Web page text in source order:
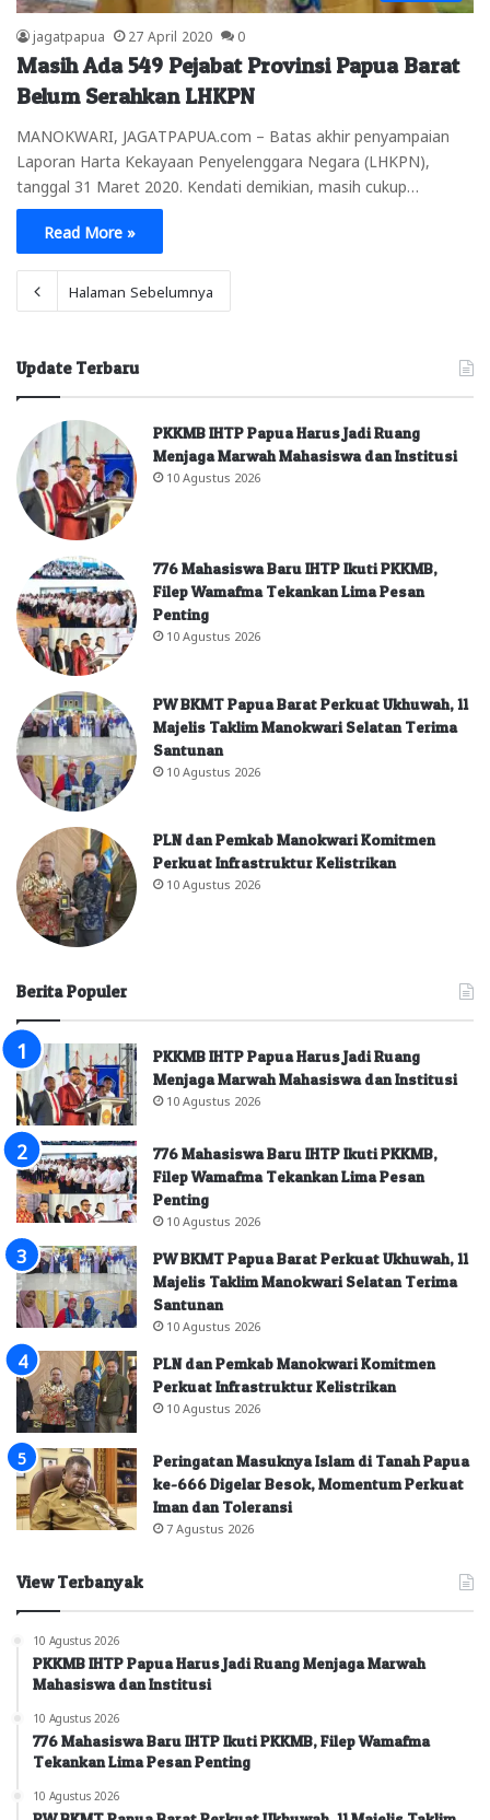
jagatpapua 27 April 2020 0
Masih Ada 549 Pejabat Provinsi Papua Barat
Belum Serahkan LHKPN
MANOKWARI, JAGATPAPUA.com – Batas akhir penyampaian
Laporan Harta Kekayaan Penyelenggara Negara (LHKPN),
tanggal 31 Maret 2020. Kendati demikian, masih cukup…
Read More »
Halaman Sebelumnya
Update Terbaru
PKKMB IHTP Papua Harus Jadi Ruang
Menjaga Marwah Mahasiswa dan Institusi
10 Agustus 2026
776 Mahasiswa Baru IHTP Ikuti PKKMB,
Filep Wamafma Tekankan Lima Pesan
Penting
10 Agustus 2026
PW BKMT Papua Barat Perkuat Ukhuwah, 11
Majelis Taklim Manokwari Selatan Terima
Santunan
10 Agustus 2026
PLN dan Pemkab Manokwari Komitmen
Perkuat Infrastruktur Kelistrikan
10 Agustus 2026
Berita Populer
PKKMB IHTP Papua Harus Jadi Ruang
Menjaga Marwah Mahasiswa dan Institusi
10 Agustus 2026
776 Mahasiswa Baru IHTP Ikuti PKKMB,
Filep Wamafma Tekankan Lima Pesan
Penting
10 Agustus 2026
PW BKMT Papua Barat Perkuat Ukhuwah, 11
Majelis Taklim Manokwari Selatan Terima
Santunan
10 Agustus 2026
PLN dan Pemkab Manokwari Komitmen
Perkuat Infrastruktur Kelistrikan
10 Agustus 2026
Peringatan Masuknya Islam di Tanah Papua
ke-666 Digelar Besok, Momentum Perkuat
Iman dan Toleransi
7 Agustus 2026
View Terbanyak
10 Agustus 2026
PKKMB IHTP Papua Harus Jadi Ruang Menjaga Marwah
Mahasiswa dan Institusi
10 Agustus 2026
776 Mahasiswa Baru IHTP Ikuti PKKMB, Filep Wamafma
Tekankan Lima Pesan Penting
10 Agustus 2026